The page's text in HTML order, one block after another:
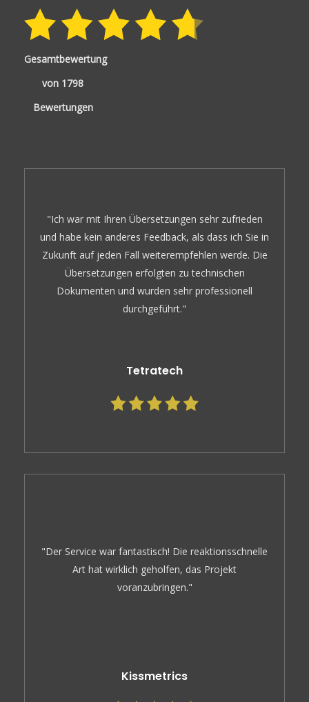
Gesamtbewertung
von 1798
Bewertungen
"Ich war mit Ihren Übersetzungen sehr zufrieden
und habe kein anderes Feedback, als dass ich Sie in
Zukunft auf jeden Fall weiterempfehlen werde. Die
Übersetzungen erfolgten zu technischen
Dokumenten und wurden sehr professionell
durchgeführt."
Tetratech
"Der Service war fantastisch! Die reaktionsschnelle
Art hat wirklich geholfen, das Projekt
voranzubringen."
Kissmetrics